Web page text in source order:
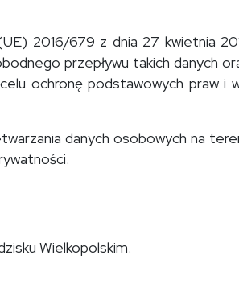
2016/679 z dnia 27 kwietnia
przepływu takich danych
ochronę podstawowych praw i
danych osobowych na
Wielkopolskim.